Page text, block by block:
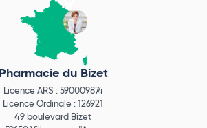
Pharmacie du Bizet
Licence ARS : 590009874
Licence Ordinale : 126921
49 boulevard Bizet